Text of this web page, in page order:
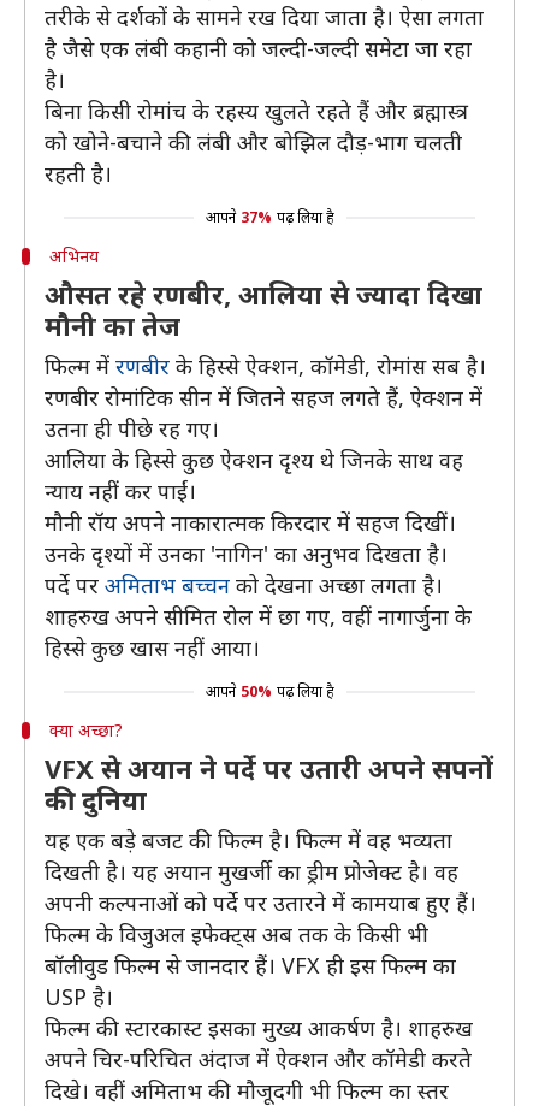
तरीके से दर्शकों के सामने रख दिया जाता है। ऐसा लगता
है जैसे एक लंबी कहानी को जल्दी-जल्दी समेटा जा रहा
है।
बिना किसी रोमांच के रहस्य खुलते रहते हैं और ब्रह्मास्त्र
को खोने-बचाने की लंबी और बोझिल दौड़-भाग चलती
रहती है।
आपने 37% पढ़ लिया है
अभिनय
औसत रहे रणबीर, आलिया से ज्यादा दिखा
मौनी का तेज
फिल्म में रणबीर के हिस्से ऐक्शन, कॉमेडी, रोमांस सब है।
रणबीर रोमांटिक सीन में जितने सहज लगते हैं, ऐक्शन में
उतना ही पीछे रह गए।
आलिया के हिस्से कुछ ऐक्शन दृश्य थे जिनके साथ वह
न्याय नहीं कर पाईं।
मौनी रॉय अपने नाकारात्मक किरदार में सहज दिखीं।
उनके दृश्यों में उनका 'नागिन' का अनुभव दिखता है।
पर्दे पर अमिताभ बच्चन को देखना अच्छा लगता है।
शाहरुख अपने सीमित रोल में छा गए, वहीं नागार्जुना के
हिस्से कुछ खास नहीं आया।
आपने 50% पढ़ लिया है
क्या अच्छा?
VFX से अयान ने पर्दे पर उतारी अपने सपनों
की दुनिया
यह एक बड़े बजट की फिल्म है। फिल्म में वह भव्यता
दिखती है। यह अयान मुखर्जी का ड्रीम प्रोजेक्ट है। वह
अपनी कल्पनाओं को पर्दे पर उतारने में कामयाब हुए हैं।
फिल्म के विजुअल इफेक्ट्स अब तक के किसी भी
बॉलीवुड फिल्म से जानदार हैं। VFX ही इस फिल्म का
USP है।
फिल्म की स्टारकास्ट इसका मुख्य आकर्षण है। शाहरुख
अपने चिर-परिचित अंदाज में ऐक्शन और कॉमेडी करते
दिखे। वहीं अमिताभ की मौजूदगी भी फिल्म का स्तर